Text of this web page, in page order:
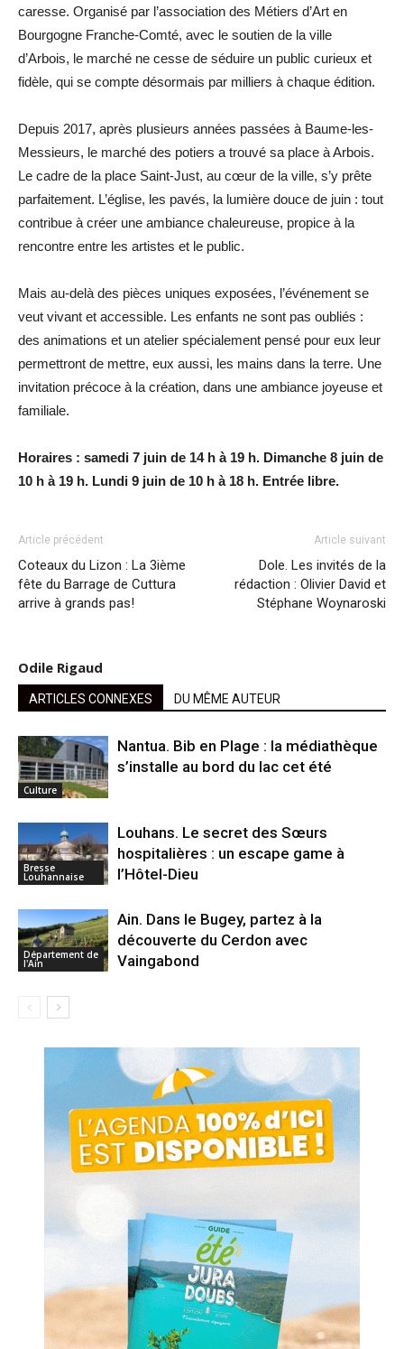
caresse. Organisé par l’association des Métiers d’Art en
Bourgogne Franche-Comté, avec le soutien de la ville
d’Arbois, le marché ne cesse de séduire un public curieux et
fidèle, qui se compte désormais par milliers à chaque édition.
Depuis 2017, après plusieurs années passées à Baume-les-
Messieurs, le marché des potiers a trouvé sa place à Arbois.
Le cadre de la place Saint-Just, au cœur de la ville, s’y prête
parfaitement. L’église, les pavés, la lumière douce de juin : tout
contribue à créer une ambiance chaleureuse, propice à la
rencontre entre les artistes et le public.
Mais au-delà des pièces uniques exposées, l’événement se
veut vivant et accessible. Les enfants ne sont pas oubliés :
des animations et un atelier spécialement pensé pour eux leur
permettront de mettre, eux aussi, les mains dans la terre. Une
invitation précoce à la création, dans une ambiance joyeuse et
familiale.
Horaires : samedi 7 juin de 14 h à 19 h. Dimanche 8 juin de
10 h à 19 h. Lundi 9 juin de 10 h à 18 h. Entrée libre.
Article précédent
Coteaux du Lizon : La 3ième
fête du Barrage de Cuttura
arrive à grands pas!
Article suivant
Dole. Les invités de la
rédaction : Olivier David et
Stéphane Woynaroski
Odile Rigaud
ARTICLES CONNEXES DU MÊME AUTEUR
Culture
Nantua. Bib en Plage : la médiathèque
s’installe au bord du lac cet été
Bresse
Louhannaise
Louhans. Le secret des Sœurs
hospitalières : un escape game à
l’Hôtel-Dieu
Département de
l'Ain
Ain. Dans le Bugey, partez à la
découverte du Cerdon avec
Vaingabond